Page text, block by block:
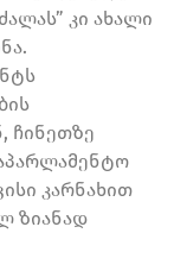
კი ახალი
ჩინეთზე
კარნახით
ზიანად